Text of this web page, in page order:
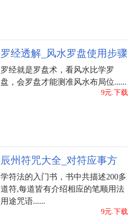
罗经透解_风水罗盘使用步骤
罗经就是罗盘术，看风水比学罗
盘，会罗盘才能测准风水布局位......
9元.下载
辰州符咒大全_对符应事方
学符法的入门书，书中共描述200多
道符,每道皆有介绍相应的笔顺用法
用途咒语......
9元.下载